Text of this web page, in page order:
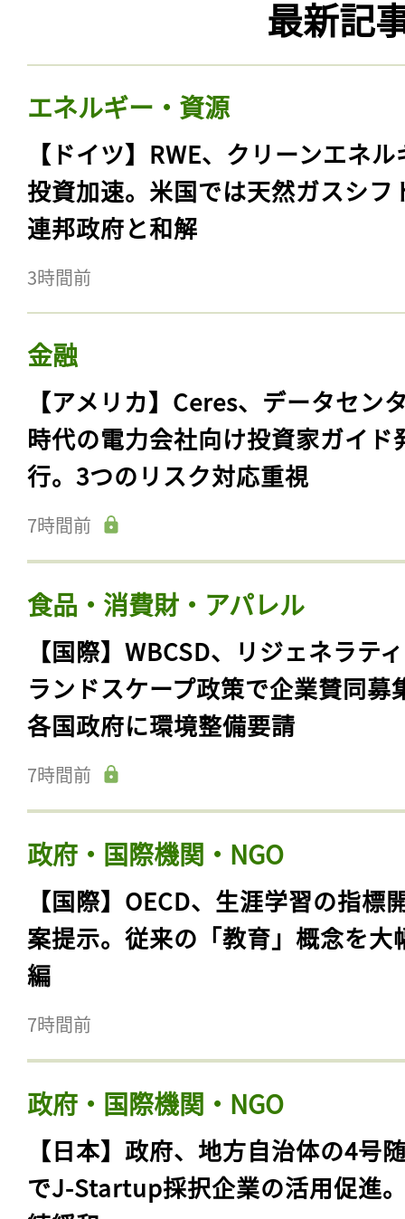
最新記
エネルギー・資源
【ドイツ】RWE、クリーンエネ
投資加速。米国では天然ガスシフ
連邦政府と和解
3時間前
金融
【アメリカ】Ceres、データセン
時代の電力会社向け投資家ガイド
行。3つのリスク対応重視
7時間前
食品・消費財・アパレル
【国際】WBCSD、リジェネラテ
ランドスケープ政策で企業賛同募
各国政府に環境整備要請
7時間前
政府・国際機関・NGO
【国際】OECD、生涯学習の指標
案提示。従来の「教育」概念を大
編
7時間前
政府・国際機関・NGO
【日本】政府、地方自治体の4号
でJ-Startup採択企業の活用促進